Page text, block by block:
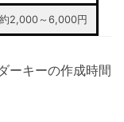
約2,000～6,000円
ーキーの作成時間